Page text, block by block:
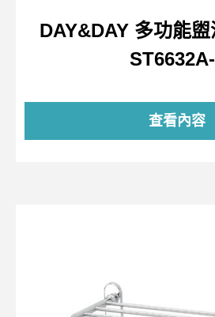
DAY&DAY 多功能
查看內容